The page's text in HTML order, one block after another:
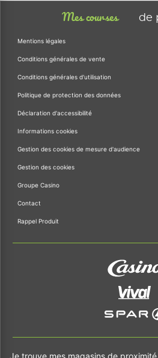
Mes courses de
Mentions légales
Conditions générales de vente
Conditions générales d'utilisation
Politique de protection des données
Déclaration d'accessibilité
Informations cookies
Gestion des cookies de mesure d'audience
Gestion des cookies
Groupe Casino
Contact
Rappel Produit
Je trouve mes magasins de proximité